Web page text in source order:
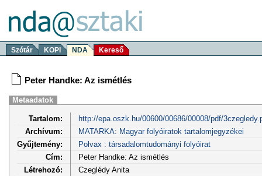
Szótár KOPI NDA Kereső
Peter Handke: Az ismétlés
Metaadatok
Tartalom:
http://epa.oszk.hu/00600/00686/00008/pdf/
Archívum:
MATARKA: Magyar folyóiratok tartalomjegyzékei
Gyűjtemény:
Polvax : társadalomtudományi folyóirat
Cím:
Peter Handke: Az ismétlés
Létrehozó:
Czeglédy Anita